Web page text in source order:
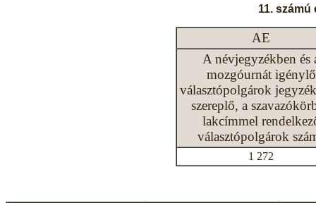
11.
AE
A névjegyzékben és
mozgóurnát igénylő
választópolgárok
szereplő, a
lakcímmel
választópolgárok
1 272